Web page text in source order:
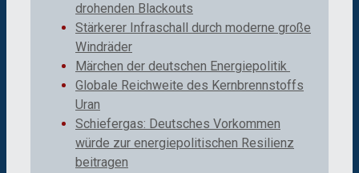
drohenden Blackouts
Stärkerer Infraschall durch moderne große
Windräder
Märchen der deutschen Energiepolitik
Globale Reichweite des Kernbrennstoffs
Uran
Schiefergas: Deutsches Vorkommen
würde zur energiepolitischen Resilienz
beitragen